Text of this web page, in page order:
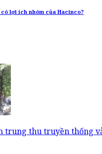
có lợi ích nhóm của Hacinco?
trung thu truyền thống